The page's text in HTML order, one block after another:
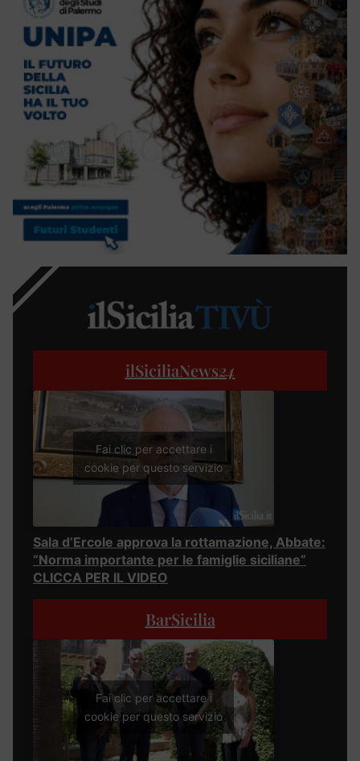
ilSiciliaNews24
Fai clic per accettare i
cookie per questo servizio
Sala d’Ercole approva la rottamazione, Abbate:
“Norma importante per le famiglie siciliane”
CLICCA PER IL VIDEO
BarSicilia
Fai clic per accettare i
cookie per questo servizio